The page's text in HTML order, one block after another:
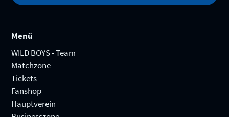
Menü
WILD BOYS - Team
Matchzone
Tickets
Fanshop
Hauptverein